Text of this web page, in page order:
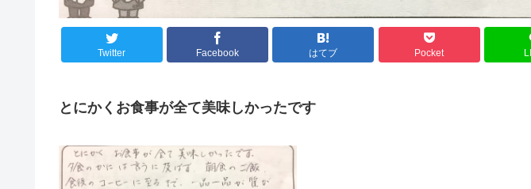
Twitter Facebook はてブ Pocket
とにかくお食事が全て美味しかったです